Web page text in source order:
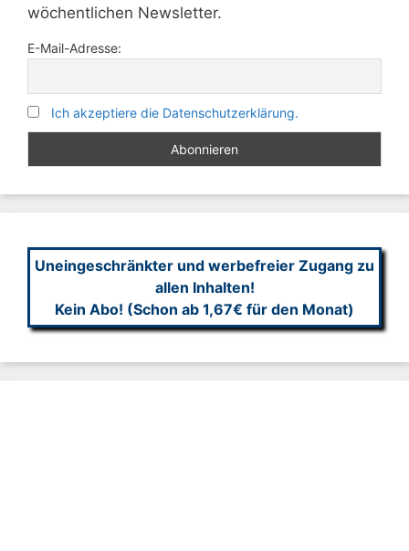
wöchentlichen Newsletter.
E-Mail-Adresse:
Ich akzeptiere die Datenschutzerklärung.
Uneingeschränkter und werbefreier Zugang zu
allen Inhalten!
Kein Abo! (Schon ab 1,67€ für den Monat)